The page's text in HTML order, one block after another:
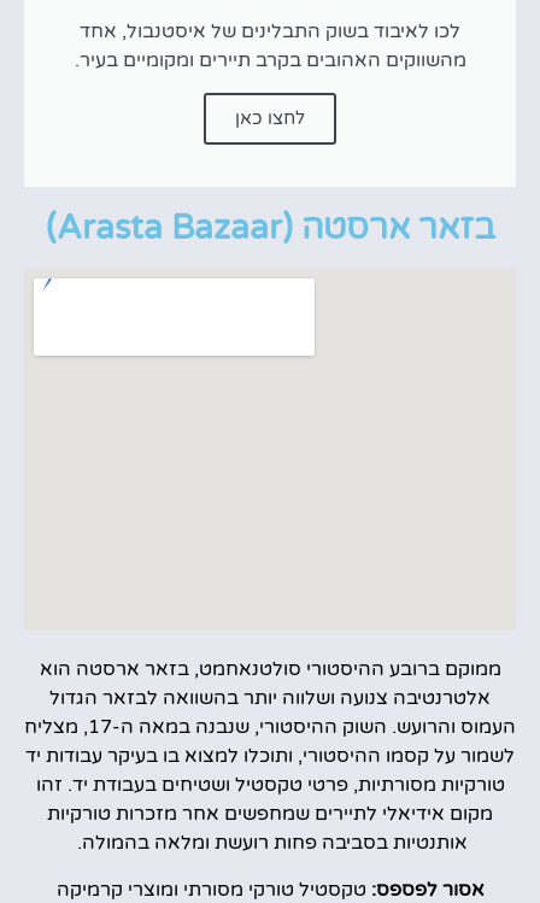
לכו לאיבוד בשוק התבלינים של איסטנבול, אחד
מהשווקים האהובים בקרב תיירים ומקומיים בעיר.
לחצו כאן
בזאר ארסטה (Arasta Bazaar)
ממוקם ברובע ההיסטורי סולטנאחמט, בזאר ארסטה הוא
אלטרנטיבה צנועה ושלווה יותר בהשוואה לבזאר הגדול
העמוס והרועש. השוק ההיסטורי, שנבנה במאה ה-17, מצליח
לשמור על קסמו ההיסטורי, ותוכלו למצוא בו בעיקר עבודות יד
טורקיות מסורתיות, פרטי טקסטיל ושטיחים בעבודת יד. זהו
מקום אידיאלי לתיירים שמחפשים אחר מזכרות טורקיות
אותנטיות בסביבה פחות רועשת ומלאה בהמולה.
אסור לפספס: טקסטיל טורקי מסורתי ומוצרי קרמיקה